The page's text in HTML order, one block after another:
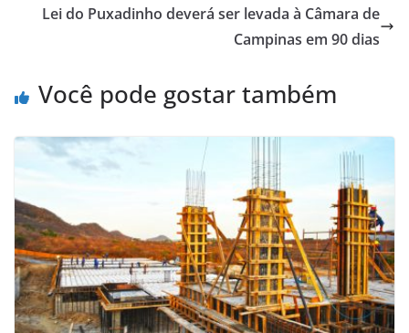
Lei do Puxadinho deverá ser levada à Câmara de
Campinas em 90 dias
Você pode gostar também